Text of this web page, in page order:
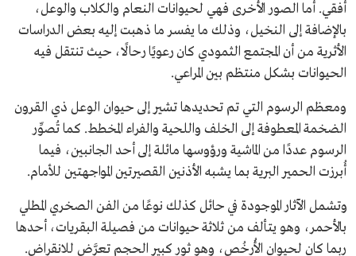
أفقي. أما الصور الأخرى فهي لحيوانات النعام والكلاب والوعل،
بالإضافة إلى النخيل، وذلك ما يفسر ما ذهبت إليه بعض الدراسات
الأثرية من أن المجتمع الثمودي كان رعويًا رحالًا، حيث تنتقل فيه
الحيوانات بشكل منتظم بين المراعي.
ومعظم الرسوم التي تم تحديدها تشير إلى حيوان الوعل ذي القرون
الضخمة المعطوفة إلى الخلف واللحية والفراء المخطط. كما تُصوِّر
الرسوم عددًا من الماشية ورؤوسها مائلة إلى أحد الجانبين، فيما
أُبرزت الحمير البرية بما يشبه الأذنين القصيرتين المواجهتين للأمام.
وتشمل الآثار الموجودة في حائل كذلك نوعًا من الفن الصخري المطلي
بالأحمر، وهو يتألف من ثلاثة حيوانات من فصيلة البقريات، أحدها
ربما كان لحيوان الأُرخُص، وهو ثور كبير الحجم تعرَّض للانقراض.